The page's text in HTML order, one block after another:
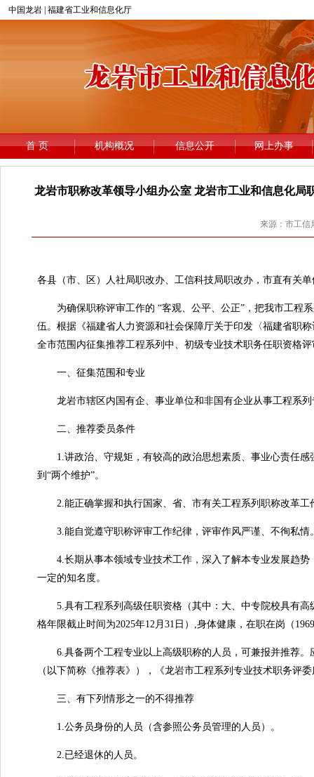
龙岩市职称改革领导小组办公室 龙岩市工业和信息化
来源：市工信
各县（市、区）人社局职改办、工信科技局职改办，市直有关
为确保职称评审工作的 “客观、公平、公正”，把我市工程系
伍。根据《福建省人力资源和社会保障厅关于印发〈福建省职
全市范围内征集推荐工程系列中、初级专业技术职务任职资格
一、征集范围和专业
龙岩市辖区内国有企、事业单位和非国有企业从事工程系列
二、推荐委员条件
1.讲政治、守规矩，有较高的政治思想素质、事业心责任感
到“两个维护”。
2.能正确掌握和执行国家、省、市有关工程系列职称改革工
3.能自觉遵守职称评审工作纪律，评审作风严谨、不徇私情
4.长期从事本领域专业技术工作，深入了解本专业发展趋势
一定的知名度。
5.具有工程系列高级任职资格（其中：大、中专院校具有高
格年限截止时间为2025年12月31日）,身体健康，在职在岗（
6.具备两个工程专业以上高级职称的人员，可兼报并推荐。
（以下简称《推荐表》），《龙岩市工程系列专业技术职务评
三、有下列情形之一的不得推荐
1.公务员身份的人员（含参照公务员管理的人员）。
2.已经退休的人员。